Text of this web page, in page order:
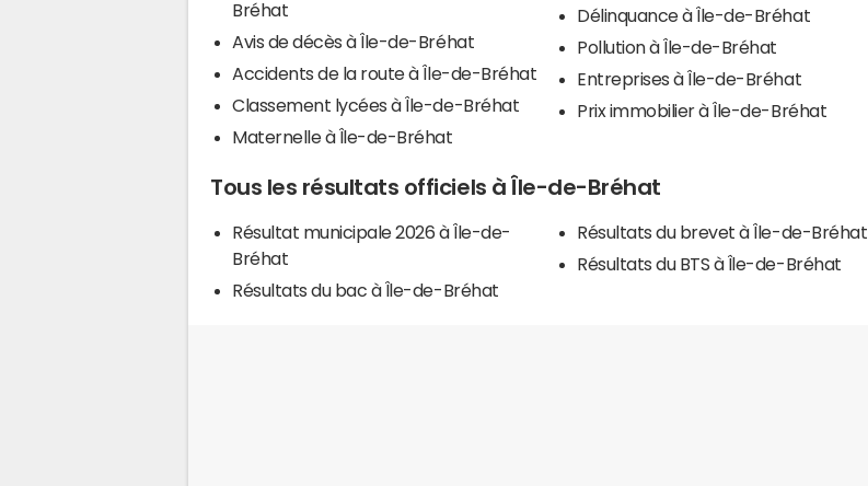
Bréhat
Avis de décès à Île-de-Bréhat
Accidents de la route à Île-de-Bréhat
Classement lycées à Île-de-Bréhat
Maternelle à Île-de-Bréhat
Délinquance à Île-de-Bréhat
Pollution à Île-de-Bréhat
Entreprises à Île-de-Bréhat
Prix immobilier à Île-de-Bréhat
Tous les résultats officiels à Île-de-Bréhat
Résultat municipale 2026 à Île-de-
Bréhat
Résultats du bac à Île-de-Bréhat
Résultats du brevet à Île-de-Bréhat
Résultats du BTS à Île-de-Bréhat